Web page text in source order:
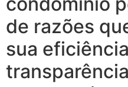
de razões
sua